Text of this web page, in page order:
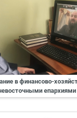
в финансово-
епархиями